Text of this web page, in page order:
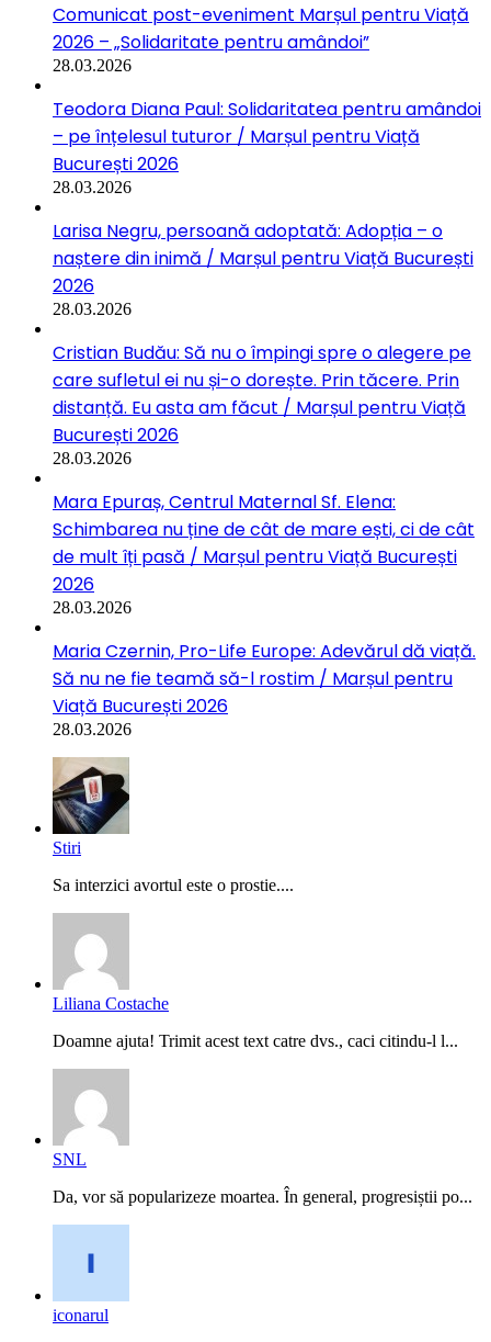
Comunicat post-eveniment Marșul pentru Viață
2026 – „Solidaritate pentru amândoi”
28.03.2026
Teodora Diana Paul: Solidaritatea pentru amândoi
– pe înțelesul tuturor / Marșul pentru Viață
București 2026
28.03.2026
Larisa Negru, persoană adoptată: Adopția – o
naștere din inimă / Marșul pentru Viață București
2026
28.03.2026
Cristian Budău: Să nu o împingi spre o alegere pe
care sufletul ei nu și-o dorește. Prin tăcere. Prin
distanță. Eu asta am făcut / Marșul pentru Viață
București 2026
28.03.2026
Mara Epuraș, Centrul Maternal Sf. Elena:
Schimbarea nu ține de cât de mare ești, ci de cât
de mult îți pasă / Marșul pentru Viață București
2026
28.03.2026
Maria Czernin, Pro-Life Europe: Adevărul dă viață.
Să nu ne fie teamă să-l rostim / Marșul pentru
Viață București 2026
28.03.2026
Stiri
Sa interzici avortul este o prostie....
Liliana Costache
Doamne ajuta! Trimit acest text catre dvs., caci citindu-l l...
SNL
Da, vor să popularizeze moartea. În general, progresiștii po...
iconarul